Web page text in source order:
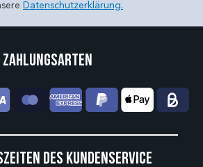
Datenschutzerklärung.
des Kundenservice
Zahlungsarten